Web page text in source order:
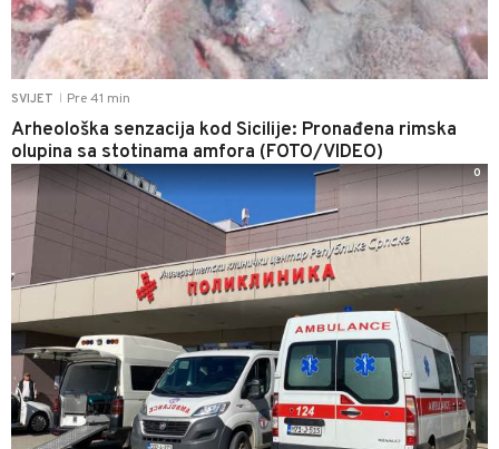
SVIJET Pre 41 min
Arheološka senzacija kod Sicilije: Pronađena rimska
olupina sa stotinama amfora (FOTO/VIDEO)
0